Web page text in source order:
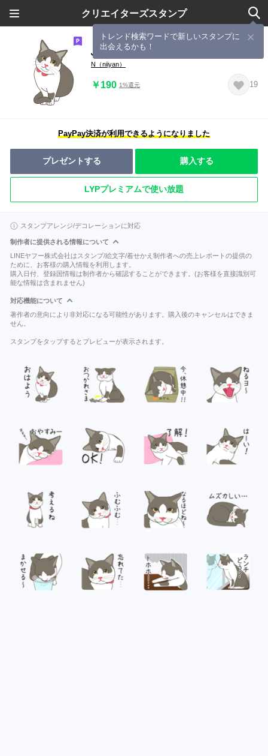
クリエイターズスタンプ
トレンド検索ワードで新しいスタンプに
出会えるかも！
ふさかわニャンコのランちゃん
N（niiyan）
￥190 1%還元 19
PayPay決済が利用できるようになりました
プレゼントする 購入する
LYPプレミアムで使い放題
スタンプアレンジ/デコレーションに対応
制作者に提供される情報について
LINEヤフー株式会社はスタンプ/絵文字/着せかえ制作者への売上レポートの提供の
ために、お客様の購入情報を利用します。
購入日付、登録国情報は制作者から確認することができます。(お客様を直接識別可
能な情報は含まれません)
対応機能について
著作者の意向により非対応になる可能性があります。購入後のキャンセルはできま
せん。
スタンプをタップするとプレビューが表示されます。